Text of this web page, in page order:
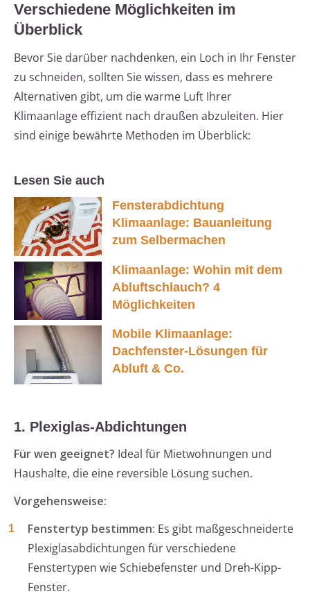
Verschiedene Möglichkeiten im
Überblick
Bevor Sie darüber nachdenken, ein Loch in Ihr Fenster
zu schneiden, sollten Sie wissen, dass es mehrere
Alternativen gibt, um die warme Luft Ihrer
Klimaanlage effizient nach draußen abzuleiten. Hier
sind einige bewährte Methoden im Überblick:
Lesen Sie auch
Fensterabdichtung
Klimaanlage: Bauanleitung
zum Selbermachen
Klimaanlage: Wohin mit dem
Abluftschlauch? 4
Möglichkeiten
Mobile Klimaanlage:
Dachfenster-Lösungen für
Abluft & Co.
1. Plexiglas-Abdichtungen
Für wen geeignet? Ideal für Mietwohnungen und
Haushalte, die eine reversible Lösung suchen.
Vorgehensweise:
Fenstertyp bestimmen: Es gibt maßgeschneiderte
Plexiglasabdichtungen für verschiedene
Fenstertypen wie Schiebefenster und Dreh-Kipp-
Fenster.